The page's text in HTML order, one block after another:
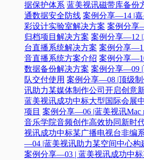
据保护体系 蓝美视讯磁带库备份
通数据安全防线 案例分享—14 |
彩设计实验室解决方案 案例分享
归档项目解决方案 案例分享—12
台直播系统解决方案 案例分享
音直播系统方案介绍 案例分享
数据备份解决方案 案例分享—09
队交付使用 案例分享—08 |顶级
讯助力某媒体制作公司开启创意
蓝美视讯成功中标大型国际会展
项目 案例分享—06 |蓝美视讯Mac
音乐学院音频创作高效协同新时
视讯成功中标某广播电视台非编
—04 |蓝美视讯助力某空间中心构
案例分享—03 | 蓝美视讯成功中